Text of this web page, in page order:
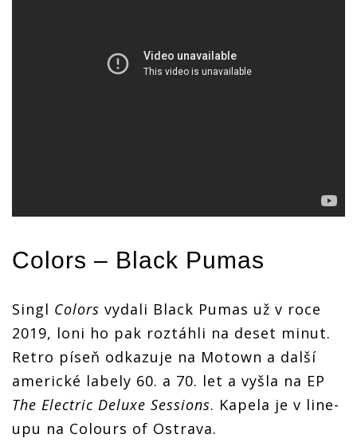
Colors – Black Pumas
Singl Colors vydali Black Pumas už v roce
2019, loni ho pak roztáhli na deset minut.
Retro píseň odkazuje na Motown a další
americké labely 60. a 70. let a vyšla na EP
The Electric Deluxe Sessions. Kapela je v line-
upu na Colours of Ostrava.